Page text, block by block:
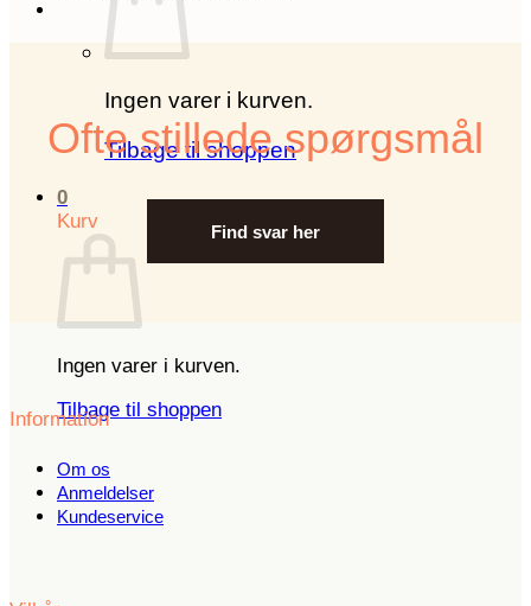
Ingen varer i kurven.
Tilbage til shoppen
0
Kurv
Ingen varer i kurven.
Tilbage til shoppen
Ofte stillede spørgsmål
Find svar her
Information
Om os
Anmeldelser
Kundeservice